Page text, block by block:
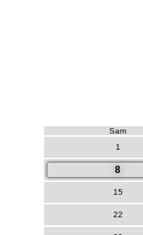
Sam
1
8
15
22